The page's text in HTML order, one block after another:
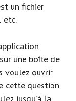
un fichier
etc.
une boîte de
voulez ouvrir
cette question
jusqu’à la